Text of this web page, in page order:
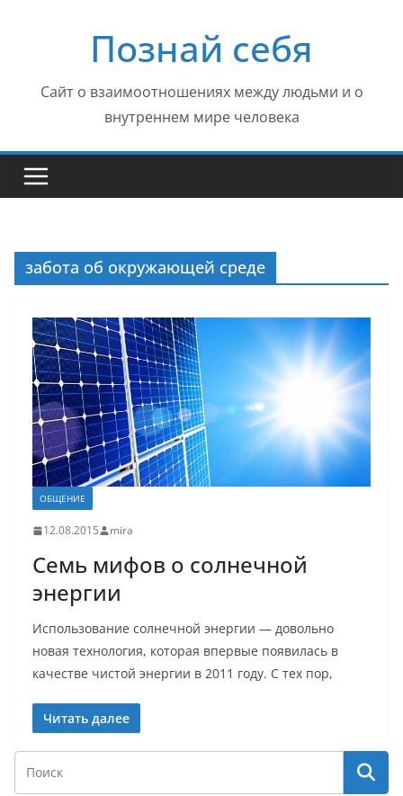
содержимомуПознай себя
Сайт о взаимоотношениях между людьми и о
внутреннем мире человека
забота об окружающей среде
ОБЩЕНИЕ
12.08.2015 mira
Семь мифов о солнечной
энергии
Использование солнечной энергии — довольно
новая технология, которая впервые появилась в
качестве чистой энергии в 2011 году. С тех пор,
Читать далее